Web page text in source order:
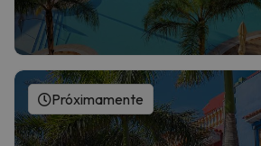
Próximamente